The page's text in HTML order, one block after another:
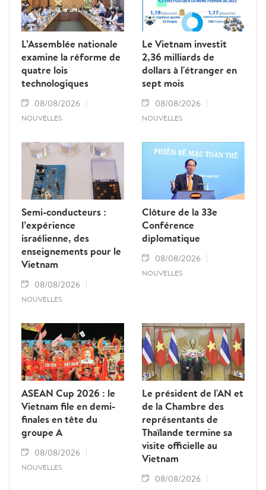
L’Assemblée nationale
examine la réforme de
quatre lois
technologiques
08/08/2026
NOUVELLES
Le Vietnam investit
2,36 milliards de
dollars à l'étranger en
sept mois
08/08/2026
NOUVELLES
Semi-conducteurs :
l’expérience
israélienne, des
enseignements pour le
Vietnam
08/08/2026
NOUVELLES
Clôture de la 33e
Conférence
diplomatique
08/08/2026
NOUVELLES
ASEAN Cup 2026 : le
Vietnam file en demi-
finales en tête du
groupe A
08/08/2026
NOUVELLES
Le président de l'AN et
de la Chambre des
représentants de
Thaïlande termine sa
visite officielle au
Vietnam
08/08/2026